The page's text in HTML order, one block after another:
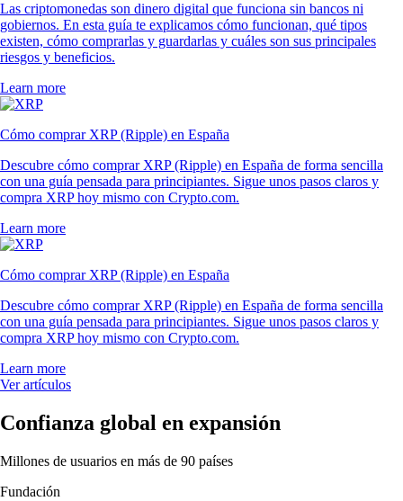
Las criptomonedas son dinero digital que funciona sin bancos ni
gobiernos. En esta guía te explicamos cómo funcionan, qué tipos
existen, cómo comprarlas y guardarlas y cuáles son sus principales
riesgos y beneficios.
Learn more
Cómo comprar XRP (Ripple) en España
Descubre cómo comprar XRP (Ripple) en España de forma sencilla
con una guía pensada para principiantes. Sigue unos pasos claros y
compra XRP hoy mismo con Crypto.com.
Learn more
Cómo comprar XRP (Ripple) en España
Descubre cómo comprar XRP (Ripple) en España de forma sencilla
con una guía pensada para principiantes. Sigue unos pasos claros y
compra XRP hoy mismo con Crypto.com.
Learn more
Ver artículos
Confianza global en expansión
Millones de usuarios en más de 90 países
Fundación